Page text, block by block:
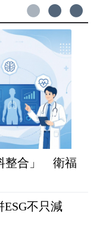
整合」 衛福
不只減